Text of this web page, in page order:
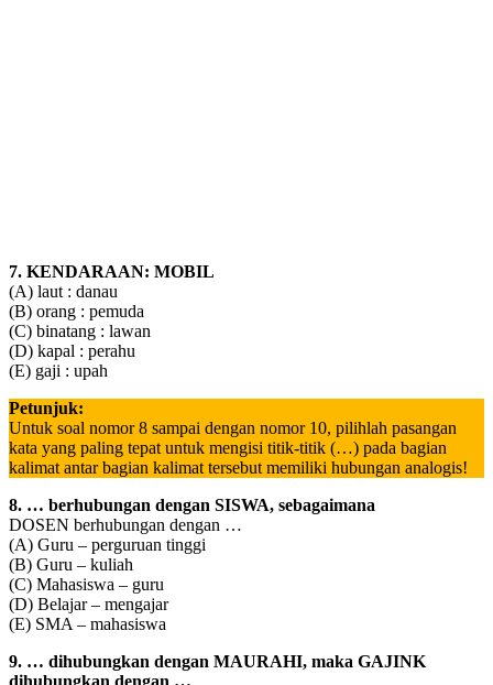
7. KENDARAAN: MOBIL
(A) laut : danau
(B) orang : pemuda
(C) binatang : lawan
(D) kapal : perahu
(E) gaji : upah
Petunjuk:
Untuk soal nomor 8 sampai dengan nomor 10, pilihlah pasangan
kata yang paling tepat untuk mengisi titik-titik (…) pada bagian
kalimat antar bagian kalimat tersebut memiliki hubungan analogis!
8. … berhubungan dengan SISWA, sebagaimana
DOSEN berhubungan dengan …
(A) Guru – perguruan tinggi
(B) Guru – kuliah
(C) Mahasiswa – guru
(D) Belajar – mengajar
(E) SMA – mahasiswa
9. … dihubungkan dengan MAURAHI, maka GAJINK